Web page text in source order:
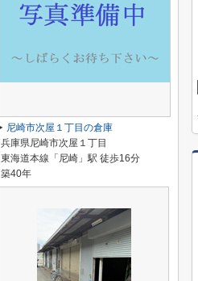
尼崎市次屋１丁目の倉庫
兵庫県尼崎市次屋１丁目
東海道本線「尼崎」駅 徒歩16分
築40年